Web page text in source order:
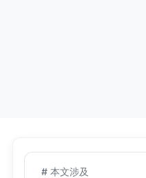
# 本文涉及